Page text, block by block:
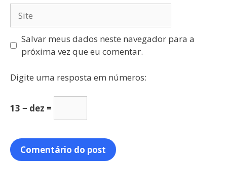
Salvar meus dados neste navegador para a
próxima vez que eu comentar.
Digite uma resposta em números:
13 − dez =